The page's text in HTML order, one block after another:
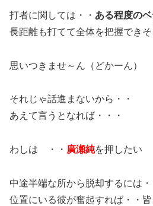
打者に関しては・・ ある程度の
長距離も打てて全体を把握できそ
思いつきませ～ん（どかーん）
それじゃ話進まないから・・
あえて言うとなれば・・・
わしは ・・ 廣瀬純を押したい
中途半端な所から脱却するには
位置にいる彼が奮起すれば・・